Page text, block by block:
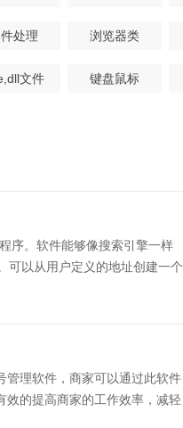
处理 浏览器类
文件 键盘鼠标
序。软件能够像搜索引擎一样
可以从用户定义的地址创建一个
管理软件，商家可以通过此软件
效的提高商家的工作效率，减轻